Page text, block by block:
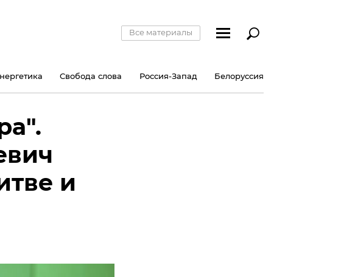
Все материалы
Свобода слова Россия-Запад Белоруссия
и